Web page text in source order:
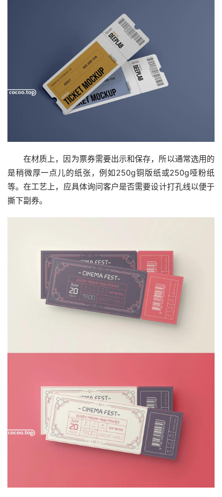
在材质上，因为票券需要出示和保存，所以通常选用的
是稍微厚一点儿的纸张，例如250g铜版纸或250g哑粉纸
等。在工艺上，应具体询问客户是否需要设计打孔线以便于
撕下副券。